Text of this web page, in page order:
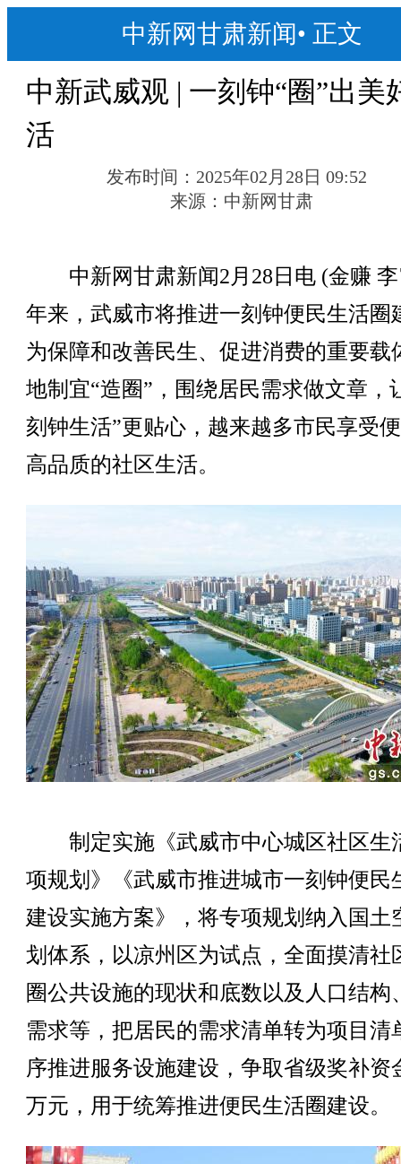
中新网甘肃新闻• 正文
中新武威观 | 一刻钟“圈”出美
活
发布时间： 2025年02月28日 09:52
来源： 中新网甘肃
中新网甘肃新闻2月28日电 (金赚 李
年来，武威市将推进一刻钟便民生活圈
为保障和改善民生、促进消费的重要载
地制宜“造圈”，围绕居民需求做文章，
刻钟生活”更贴心，越来越多市民享受
高品质的社区生活。
制定实施《武威市中心城区社区生
项规划》《武威市推进城市一刻钟便民
建设实施方案》，将专项规划纳入国土
划体系，以凉州区为试点，全面摸清社
圈公共设施的现状和底数以及人口结构
需求等，把居民的需求清单转为项目清
序推进服务设施建设，争取省级奖补资
万元，用于统筹推进便民生活圈建设。